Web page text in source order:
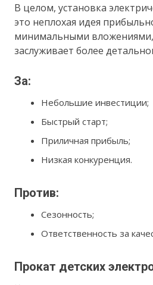
В целом, установка
это неплохая идея
минимальными
заслуживает более
За:
Небольшие инвестиции;
Быстрый старт;
Приличная прибыль;
Низкая конкуренция.
Против:
Сезонность;
Ответственность за
Прокат детских